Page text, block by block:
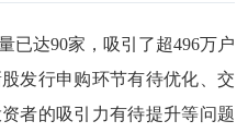
已达90家，吸引了超496万户
发行申购环节有待优化、交
者的吸引力有待提升等问题